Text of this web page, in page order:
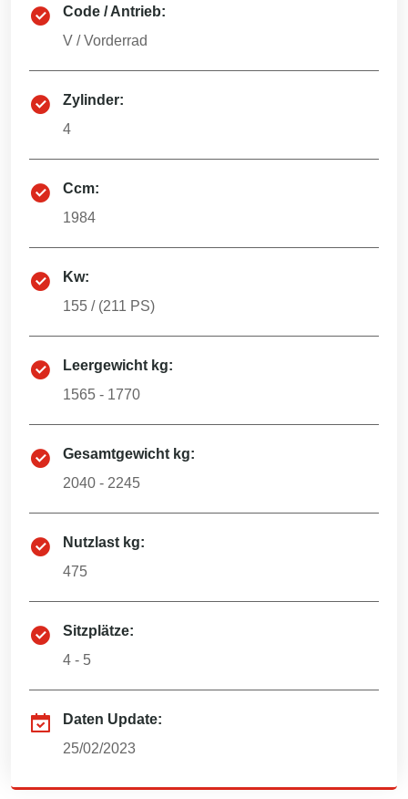
Code / Antrieb:
V /Vorderrad
Zylinder:
4
Ccm:
1984
Kw:
155 / (211 PS)
Leergewicht kg:
1565 - 1770
Gesamtgewicht kg:
2040 - 2245
Nutzlast kg:
475
Sitzplätze:
4 - 5
Daten Update:
25/02/2023